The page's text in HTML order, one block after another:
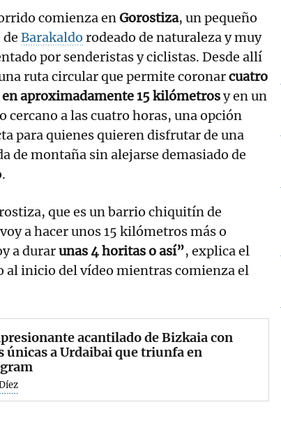
comienza enGorostiza, un pequeño
deBarakaldo rodeado de naturaleza y muy
por senderistas y ciclistas. Desde allí
ruta circular que permite coronarcuatro
en aproximadamente 15 kilómetrosy en un
cercano a las cuatro horas, una opción
para quienes quieren disfrutar de una
de montaña sin alejarse demasiado de
que es un barrio chiquitín de
a hacer unos 15 kilómetros más o
a durarunas 4 horitas o así”, explica el
al inicio del vídeo mientras comienza el
acantilado de Bizkaia con
únicas a Urdaibai que triunfa en